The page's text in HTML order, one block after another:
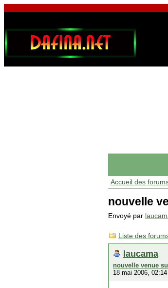
Accueil des
nouvelle
Envoyé par
Liste des
laucama
nouvelle venue
18 mai 2006, 02:14